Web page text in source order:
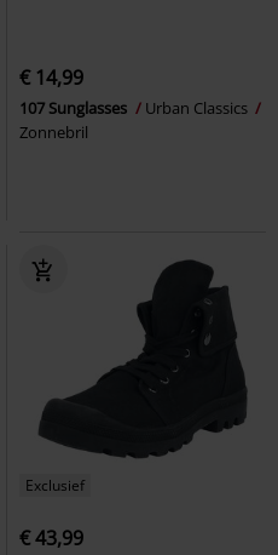
€ 14,99
107 Sunglasses
Urban Classics
Zonnebril
Exclusief
€ 43,99